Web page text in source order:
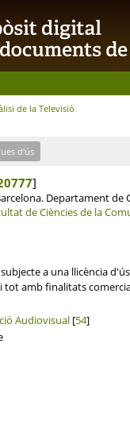
de la Televisió
d'ús
]
Departament de
de Ciències de la
a una llicència
tot amb finalitats
Audiovisual[54]